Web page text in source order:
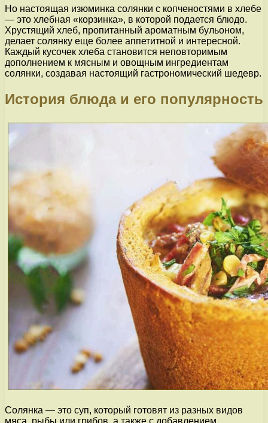
Но настоящая изюминка солянки с копченостями в хлебе
— это хлебная «корзинка», в которой подается блюдо.
Хрустящий хлеб, пропитанный ароматным бульоном,
делает солянку еще более аппетитной и интересной.
Каждый кусочек хлеба становится неповторимым
дополнением к мясным и овощным ингредиентам
солянки, создавая настоящий гастрономический шедевр.
История блюда и его популярность
Солянка — это суп, который готовят из разных видов
мяса, рыбы или грибов, а также с добавлением